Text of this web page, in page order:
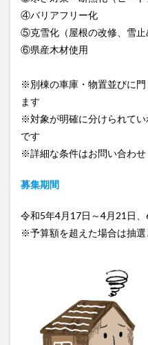
④バリアフリー化
⑤克雪化（屋根の改修、雪止
⑥県産木材使用
※別棟の車庫・物置並びに
ます
※対象が明確に分けられて
です
※詳細な条件はお問い合わせ
募集期間
令和5年4月17日～4月21日
※予算額を超えた場合は抽選